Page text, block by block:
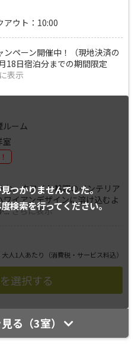
アウト：10:00
ンペーン開催中！（現地決済の
18日宿泊分までの期間限定
表示
見つかりませんでした。
検索を行ってください。
ルーム
室
、ホワイト基調のインテリア
イアンデザインに溶け込むよ
...さらに表示
大人1人あたり （消費税・サービス料込）
る（3室）